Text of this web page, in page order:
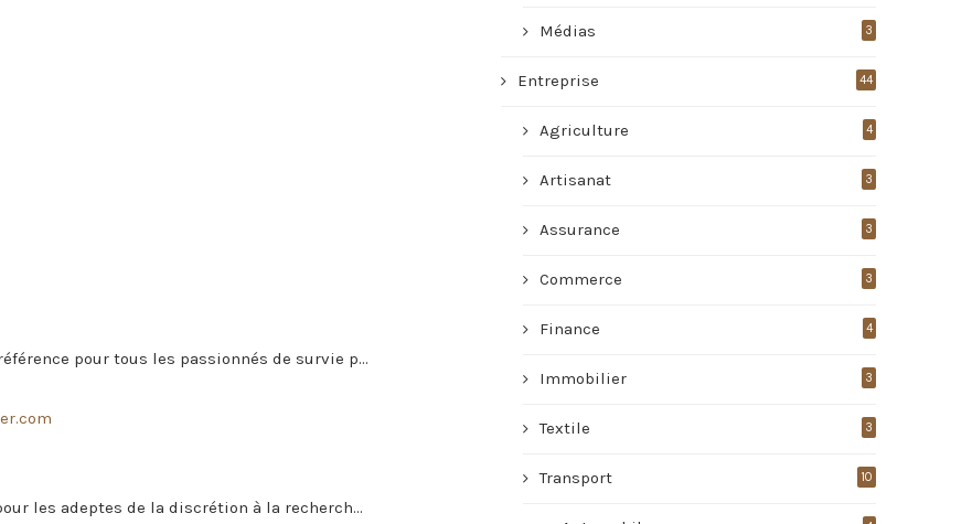
pour tous les passionnés de survie p...
les adeptes de la discrétion à la recherch...
Médias 3
Entreprise 44
Agriculture 4
Artisanat 3
Assurance 3
Commerce 3
Finance 4
Immobilier 3
Textile 3
Transport 10